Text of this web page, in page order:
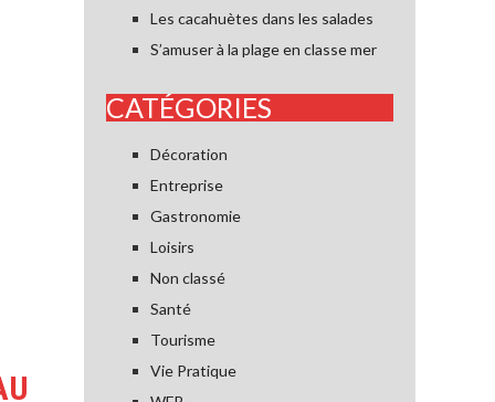
Les cacahuètes dans les salades
S’amuser à la plage en classe mer
CATÉGORIES
Décoration
Entreprise
Gastronomie
Loisirs
Non classé
Santé
Tourisme
Vie Pratique